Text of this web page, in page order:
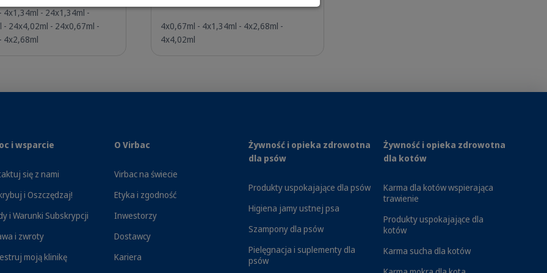
4x1,34ml - 24x1,34ml -
- 24x4,02ml - 24x0,67ml -
4x2,68ml
4x0,67ml - 4x1,34ml - 4x2,68ml -
4x4,02ml
a jednocześnie groźnymi pasożytami, takimi jak glisty, tasiemce, tęgoryjce czy
aplikacji preparatów przeciw pchłom i kleszczom raz w miesiącu, zapewnisz swojemu psu całoroczną
mogą one przenosić. Ponadto, dzięki wielokrotnie nagradzanym sprayom, które eliminują pchły
Twój dom przed inwazją.
i wsparcie
się z nami
i Oszczędzaj!
i Warunki Subskrypcji
i zwroty
moją klinikę
O Virbac
Virbac na świecie
Etyka i zgodność
Inwestorzy
Dostawcy
Kariera
Żywność i opieka zdrowotna
dla psów
Produkty uspokajające dla psów
Higiena jamy ustnej psa
Szampony dla psów
Pielęgnacja i suplementy dla
psów
Żywność i opieka zdrowotna
dla kotów
Karma dla kotów wspierająca
trawienie
Produkty uspokajające dla
kotów
Karma sucha dla kotów